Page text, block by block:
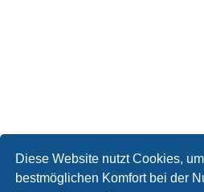
Diese Website nutzt Cookies,
bestmöglichen Komfort bei der